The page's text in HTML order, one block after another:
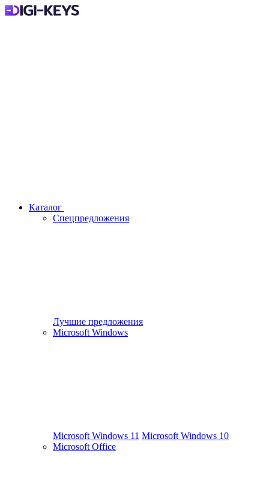
Каталог
Спецпредложения
Лучшие предложения
Microsoft Windows
Microsoft Windows 11 Microsoft Windows 10
Microsoft Office